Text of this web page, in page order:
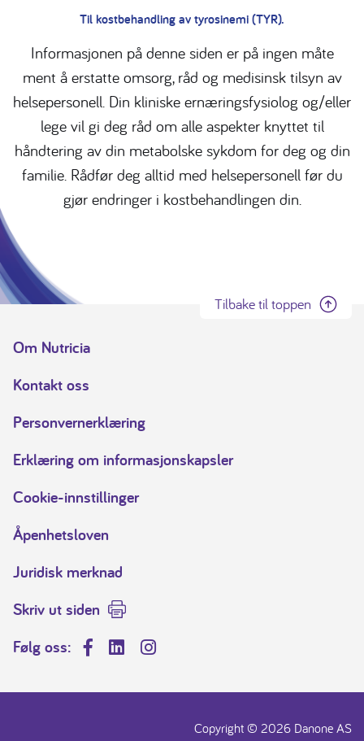
Til kostbehandling av tyrosinemi (TYR).
Informasjonen på denne siden er på ingen måte
ment å erstatte omsorg, råd og medisinsk tilsyn av
helsepersonell. Din kliniske ernæringsfysiolog og/eller
lege vil gi deg råd om alle aspekter knyttet til
håndtering av din metabolske sykdom for deg og din
familie. Rådfør deg alltid med helsepersonell før du
gjør endringer i kostbehandlingen din.
Tilbake til toppen
Om Nutricia
Kontakt oss
Personvernerklæring
Erklæring om informasjonskapsler
Cookie-innstillinger
Åpenhetsloven
Juridisk merknad
Skriv ut siden
Følg oss:
Facebook
LinkedInInstagram
Copyright © 2026 Danone AS